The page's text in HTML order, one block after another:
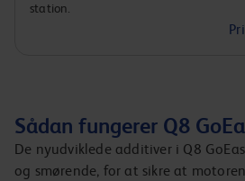
station.
Sådan fungerer Q8
De nyudviklede additiver i Q8
og smørende, for at sikre at